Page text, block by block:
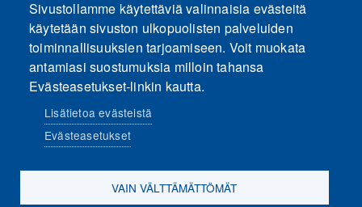
Only accept Embeds cookies
Sosiaalinen media
Sivustollamme käytettäviä valinnaisia evästeitä
käytetään sivuston ulkopuolisten palveluiden
toiminnallisuuksien tarjoamiseen. Voit muokata
antamiasi suostumuksia milloin tahansa
Evästeasetukset-linkin kautta.
Lisätietoa evästeistä
Evästeasetukset
VAIN VÄLTTÄMÄTTÖMÄT